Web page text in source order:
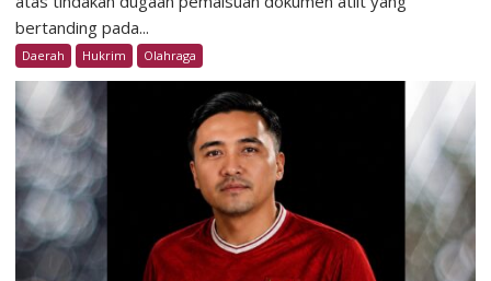
bertanding pada...
Daerah Hukrim Olahraga